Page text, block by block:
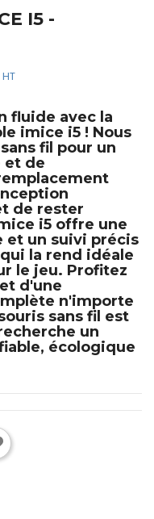
I5 -
HT
fluide avec la
imice i5 ! Nous
fil pour un
et de
de rester
i5 offre une
et un suivi précis
la rend idéale
le jeu. Profitez
d'une
n'importe
sans fil est
un
écologique